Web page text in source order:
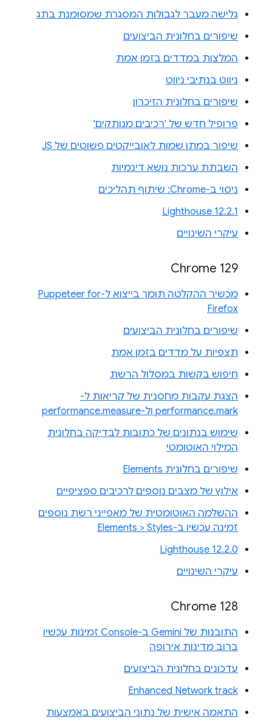
גלישה מעבר לגבולות המסגרת שמסומנת בתג
שיפורים בחלונית הביצועים
המלצות במדדים בזמן אמת
ניווט בנתיבי ניווט
שיפורים בחלונית הזיכרון
פרופיל חדש של 'רכיבים מנותקים'
שיפור במתן שמות לאובייקטים פשוטים של JS
השבתת ערכות נושא דינמיות
ניסוי ב-Chrome: שיתוף תהליכים
Lighthouse 12.2.1
עיקרי השינויים
Chrome 129
מכשיר ההקלטה תומך בייצוא ל-Puppeteer for
Firefox
שיפורים בחלונית הביצועים
תצפיות על מדדים בזמן אמת
חיפוש בקשות במסלול הרשת
הצגת עקבות מחסנית של קריאות ל-
performance.mark ול-performance.measure
שימוש בנתונים של כתובות לבדיקה בחלונית
המילוי האוטומטי
שיפורים בחלונית Elements
אילוץ של מצבים נוספים לרכיבים ספציפיים
ההשלמה האוטומטית של מאפייני רשת נוספים
זמינה עכשיו ב-Elements > Styles
Lighthouse 12.2.0
עיקרי השינויים
Chrome 128
התובנות של Gemini ב-Console זמינות עכשיו
ברוב מדינות אירופה
עדכונים בחלונית הביצועים
Enhanced Network track
התאמה אישית של נתוני הביצועים באמצעות